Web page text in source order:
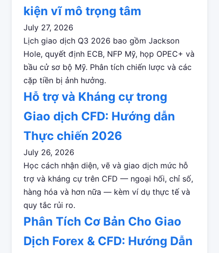
kiện vĩ mô trọng tâm
July 27, 2026
Lịch giao dịch Q3 2026 bao gồm Jackson
Hole, quyết định ECB, NFP Mỹ, họp OPEC+ và
bầu cử sơ bộ Mỹ. Phân tích chiến lược và các
cặp tiền bị ảnh hưởng.
Hỗ trợ và Kháng cự trong
Giao dịch CFD: Hướng dẫn
Thực chiến 2026
July 26, 2026
Học cách nhận diện, vẽ và giao dịch mức hỗ
trợ và kháng cự trên CFD — ngoại hối, chỉ số,
hàng hóa và hơn nữa — kèm ví dụ thực tế và
quy tắc rủi ro.
Phân Tích Cơ Bản Cho Giao
Dịch Forex & CFD: Hướng Dẫn